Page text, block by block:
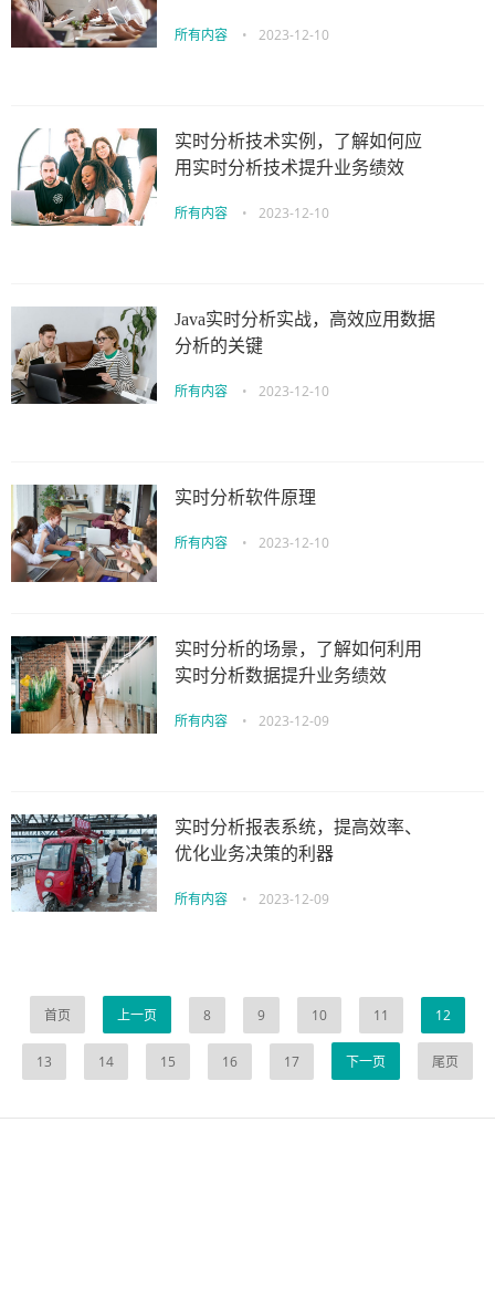
所有内容 • 2023-12-10
实时分析技术实例，了解如何应
用实时分析技术提升业务绩效
所有内容 • 2023-12-10
Java实时分析实战，高效应用数据
分析的关键
所有内容 • 2023-12-10
实时分析软件原理
所有内容 • 2023-12-10
实时分析的场景，了解如何利用
实时分析数据提升业务绩效
所有内容 • 2023-12-09
实时分析报表系统，提高效率、
优化业务决策的利器
所有内容 • 2023-12-09
首页 上一页 8 9 10 11 12
13 14 15 16 17 下一页 尾页